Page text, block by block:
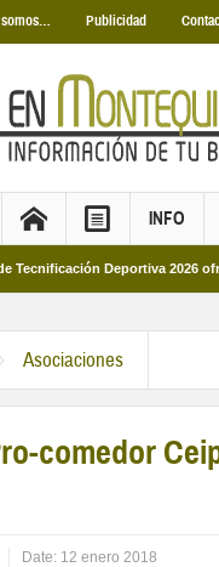
somos… Publicidad
INFO
Deportiva 2026 ofrecen
Asociaciones
comedor
Date: 12 enero 2018